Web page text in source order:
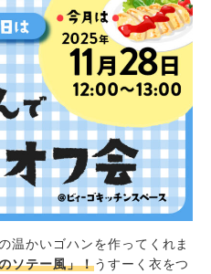
温かいゴハンを作ってくれま
ソテー風」！うすーく衣をつ